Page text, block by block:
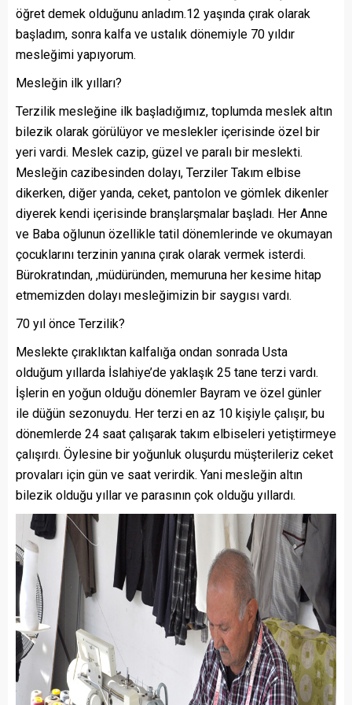
öğret demek olduğunu anladım.12 yaşında çırak olarak
başladım, sonra kalfa ve ustalık dönemiyle 70 yıldır
mesleğimi yapıyorum.
Mesleğin ilk yılları?
Terzilik mesleğine ilk başladığımız, toplumda meslek altın
bilezik olarak görülüyor ve meslekler içerisinde özel bir
yeri vardi. Meslek cazip, güzel ve paralı bir meslekti.
Mesleğin cazibesinden dolayı, Terziler Takım elbise
dikerken, diğer yanda, ceket, pantolon ve gömlek dikenler
diyerek kendi içerisinde branşlarşmalar başladı. Her Anne
ve Baba oğlunun özellikle tatil dönemlerinde ve okumayan
çocuklarını terzinin yanına çırak olarak vermek isterdi.
Bürokratından, ,müdüründen, memuruna her kesime hitap
etmemizden dolayı mesleğimizin bir saygısı vardı.
70 yıl önce Terzilik?
Meslekte çıraklıktan kalfalığa ondan sonrada Usta
olduğum yıllarda İslahiye’de yaklaşık 25 tane terzi vardı.
İşlerin en yoğun olduğu dönemler Bayram ve özel günler
ile düğün sezonuydu. Her terzi en az 10 kişiyle çalışır, bu
dönemlerde 24 saat çalışarak takım elbiseleri yetiştirmeye
çalışırdı. Öylesine bir yoğunluk oluşurdu müşterileriz ceket
provaları için gün ve saat verirdik. Yani mesleğin altın
bilezik olduğu yıllar ve parasının çok olduğu yıllardı.